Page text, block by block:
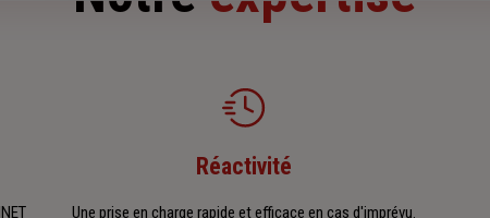
Réactivité
Une prise en charge rapide et efficace en cas d'imprévu.